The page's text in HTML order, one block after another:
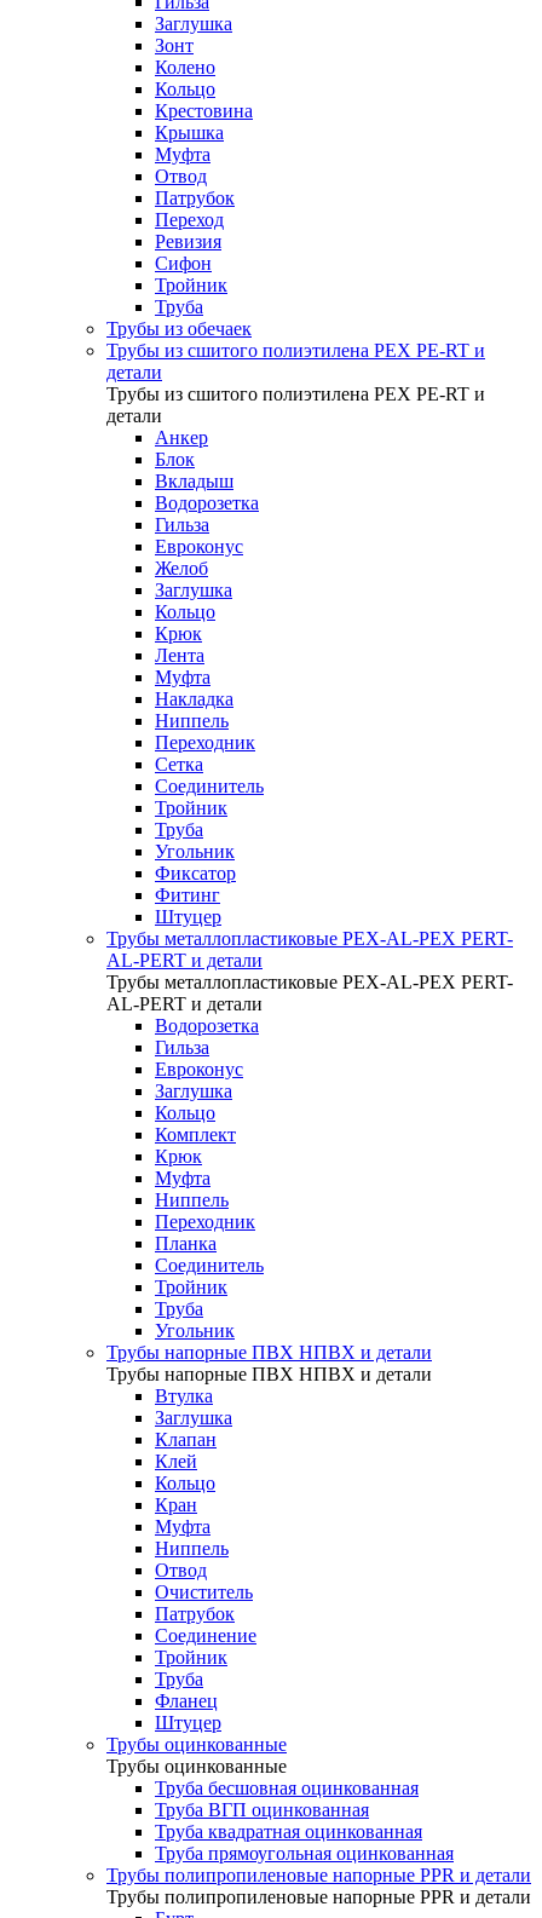
Заглушка
Зонт
Колено
Кольцо
Крестовина
Крышка
Муфта
Отвод
Патрубок
Переход
Ревизия
Сифон
Тройник
Труба
Трубы из обечаек
Трубы из сшитого полиэтилена PEX PE-RT и
детали
Трубы из сшитого полиэтилена PEX PE-RT и
детали
Анкер
Блок
Вкладыш
Водорозетка
Гильза
Евроконус
Желоб
Заглушка
Кольцо
Крюк
Лента
Муфта
Накладка
Ниппель
Переходник
Сетка
Соединитель
Тройник
Труба
Угольник
Фиксатор
Фитинг
Штуцер
Трубы металлопластиковые PEX-AL-PEX PERT-
AL-PERT и детали
Трубы металлопластиковые PEX-AL-PEX PERT-
AL-PERT и детали
Водорозетка
Гильза
Евроконус
Заглушка
Кольцо
Комплект
Крюк
Муфта
Ниппель
Переходник
Планка
Соединитель
Тройник
Труба
Угольник
Трубы напорные ПВХ НПВХ и детали
Трубы напорные ПВХ НПВХ и детали
Втулка
Заглушка
Клапан
Клей
Кольцо
Кран
Муфта
Ниппель
Отвод
Очиститель
Патрубок
Соединение
Тройник
Труба
Фланец
Штуцер
Трубы оцинкованные
Трубы оцинкованные
Труба бесшовная оцинкованная
Труба ВГП оцинкованная
Труба квадратная оцинкованная
Труба прямоугольная оцинкованная
Трубы полипропиленовые напорные PPR и детали
Трубы полипропиленовые напорные PPR и детали